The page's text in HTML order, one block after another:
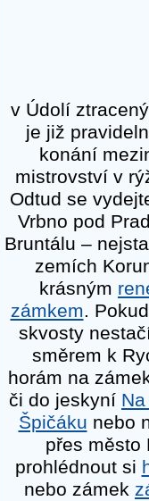
v Údolí
je již
konání
mistrovství v
Odtud se
Vrbno pod
Bruntálu –
zemích
krásným
zámkem.
skvosty
směrem k
horám na
či do jeskyní
Špičáku nebo
přes město
prohlédnout si
nebo zámek